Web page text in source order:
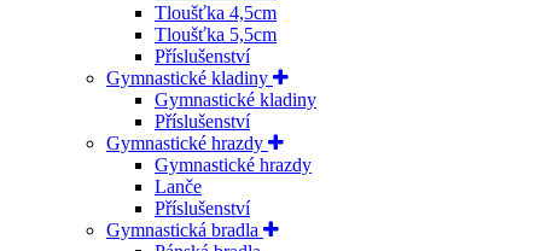
Tloušťka 4,5cm
Tloušťka 5,5cm
Příslušenství
Gymnastické kladiny
Gymnastické kladiny
Příslušenství
Gymnastické hrazdy
Gymnastické hrazdy
Lanče
Příslušenství
Gymnastická bradla